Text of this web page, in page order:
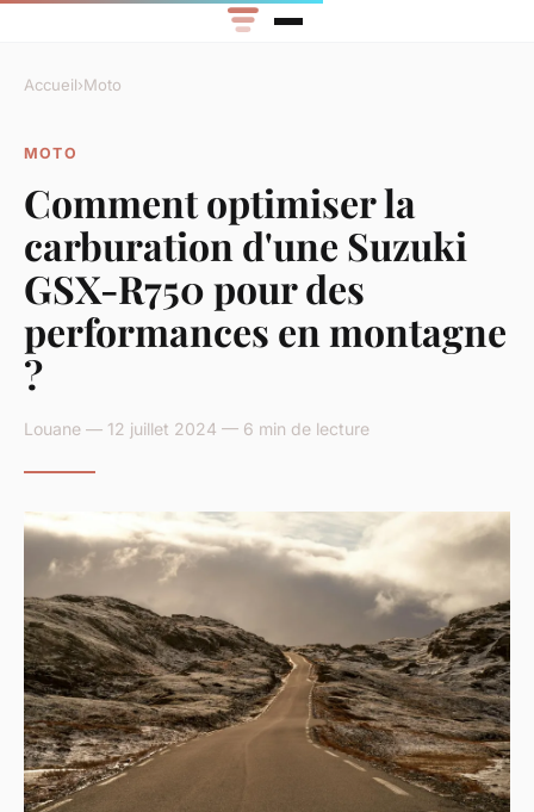
Accueil›Moto
MOTO
Comment optimiser la
carburation d'une Suzuki
GSX-R750 pour des
performances en montagne
?
Louane — 12 juillet 2024 — 6 min de lecture